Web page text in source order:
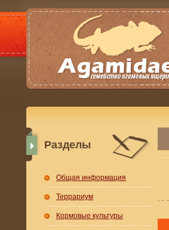
Разделы
Общая информация
Террариум
Кормовые культуры